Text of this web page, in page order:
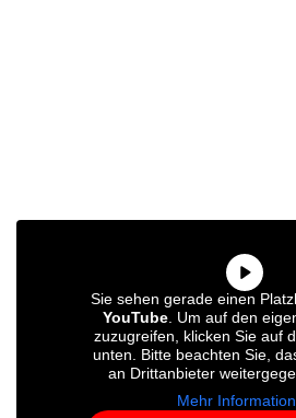
Sie sehen gerade einen
YouTube. Um auf den
zuzugreifen, klicken Sie auf
unten. Bitte beachten Sie,
an Drittanbieter
Mehr